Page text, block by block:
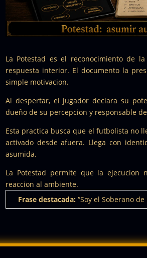
La Potestad es el reconocimiento de
respuesta interior. El documento la
simple motivacion.
Al despertar, el jugador declara su
dueño de su percepcion y responsable
Esta practica busca que el futbolista no
activado desde afuera. Llega con
asumida.
La Potestad permite que la
reaccion al ambiente.
Frase destacada: “Soy el Soberano